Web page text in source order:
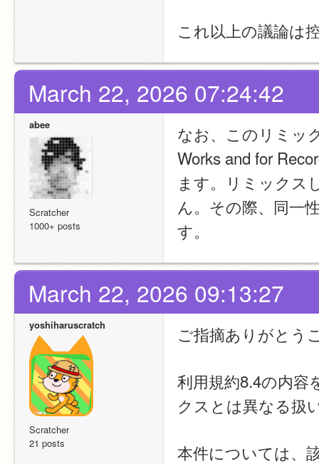
これ以上の議論は
March 22, 2026 07:24:42
abee
Scratcher
1000+ posts
なお、このリミッ
Works and for
ます。リミックス
ん。その際、同一
す。
March 22, 2026 09:13:27
yoshiharuscratch
Scratcher
21 posts
ご指摘ありがとう
利用規約8.4の内容
クスとは異なる扱
本件については、